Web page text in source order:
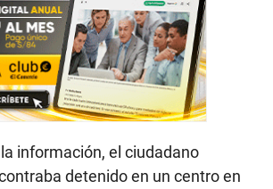
información, el ciudadano
detenido en un centro en